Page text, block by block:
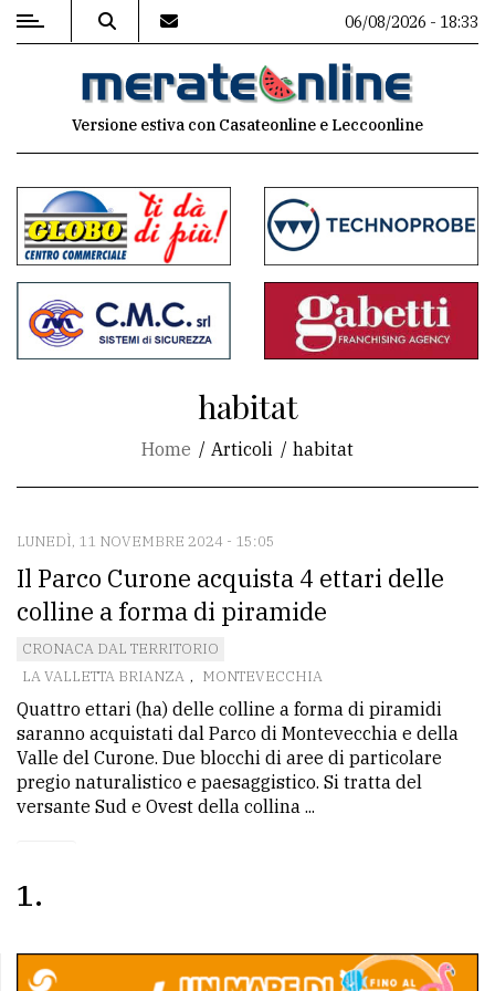
MENU
commenti
Contenuti
del
sito
CONTATTI
La
redazione
Scrivici
Per
la
pubblicità
per
06/08/2026 - 18:33
Versione estiva con Casateonline e Leccoonline
habitat
Home Articoli habitat
LUNEDÌ, 11 NOVEMBRE 2024 - 15:05
Il Parco Curone acquista 4 ettari delle
colline a forma di piramide
CRONACA DAL TERRITORIO
LA VALLETTA BRIANZA , MONTEVECCHIA
Quattro ettari (ha) delle colline a forma di piramidi
saranno acquistati dal Parco di Montevecchia e della
Valle del Curone. Due blocchi di aree di particolare
pregio naturalistico e paesaggistico. Si tratta del
versante Sud e Ovest della collina ...
1